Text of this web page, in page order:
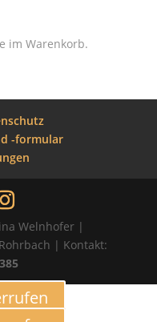
im Warenkorb.
-formular
Welnhofer |
| Kontakt: